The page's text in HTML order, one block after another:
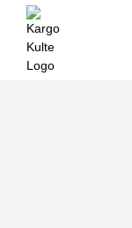
Passer
contenu